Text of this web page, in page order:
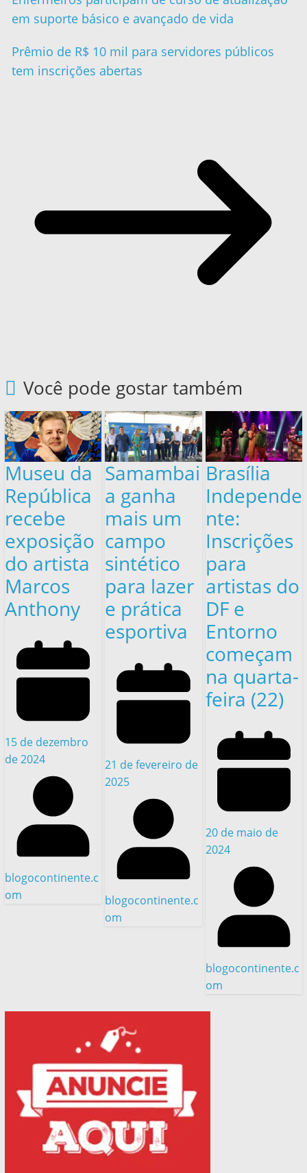
em suporte básico e avançado de vida
Prêmio de R$ 10 mil para servidores públicos
tem inscrições abertas
Você pode gostar também
Museu da
República
recebe
exposição
do artista
Marcos
Anthony
15 de dezembro
de 2024
blogocontinente.c
om
Samambai
a ganha
mais um
campo
sintético
para lazer
e prática
esportiva
21 de fevereiro de
2025
blogocontinente.c
om
Brasília
Independe
nte:
Inscrições
para
artistas do
DF e
Entorno
começam
na quarta-
feira (22)
20 de maio de
2024
blogocontinente.c
om